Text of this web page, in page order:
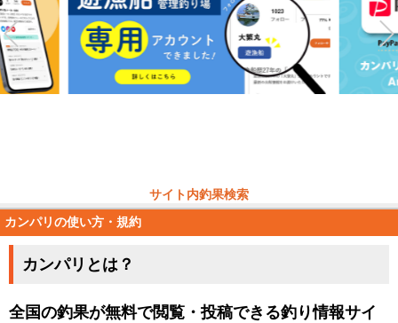
サイト内釣果検索
カンパリの使い方・規約
カンパリとは？
全国の釣果が無料で閲覧・投稿できる釣り情報サイ